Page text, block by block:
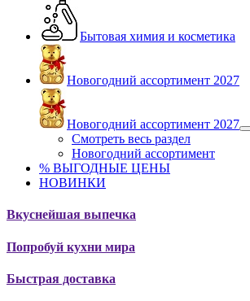
Бытовая химия и косметика
Новогодний ассортимент 2027
Новогодний ассортимент 2027
Смотреть весь раздел
Новогодний ассортимент
% ВЫГОДНЫЕ ЦЕНЫ
НОВИНКИ
Вкуснейшая выпечка
Попробуй кухни мира
Быстрая доставка